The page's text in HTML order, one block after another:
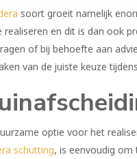
soort groeit namelijk
en dit is dan ook
of bij behoefte aan
van de juiste keuze
optie voor het
schutting, is eenvoudig